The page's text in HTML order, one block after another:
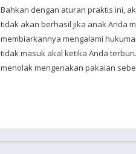
Bahkan dengan aturan praktis ini,
tidak akan berhasil jika anak Anda
membiarkannya mengalami
tidak masuk akal ketika Anda
menolak mengenakan pakaian